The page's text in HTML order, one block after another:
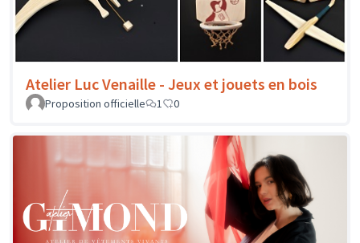
Atelier Luc Venaille - Jeux et jouets en bois
Proposition officielle 1 0